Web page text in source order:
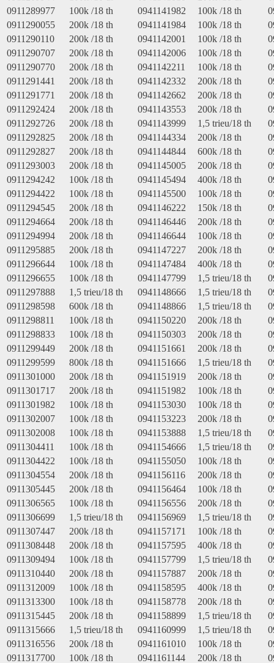
0911289977
100k /18 th 0941141982 100k /18 th
0911290055
200k /18 th 0941141984 100k /18 th
0911290110
200k /18 th 0941142001 100k /18 th
0911290707
200k /18 th 0941142006 100k /18 th
0911290770
200k /18 th 0941142211 100k /18 th
0911291441
200k /18 th 0941142332 200k /18 th
0911291771
200k /18 th 0941142662 200k /18 th
0911292424
200k /18 th 0941143553 200k /18 th
0911292726
200k /18 th 0941143999 1,5 trieu/18 th
0911292825
200k /18 th 0941144334 200k /18 th
0911292827
200k /18 th 0941144844 600k /18 th
0911293003
200k /18 th 0941145005 200k /18 th
0911294242
100k /18 th 0941145494 400k /18 th
0911294422
100k /18 th 0941145500 100k /18 th
0911294545
200k /18 th 0941146222 150k /18 th
0911294664
200k /18 th 0941146446 200k /18 th
0911294994
200k /18 th 0941146644 100k /18 th
0911295885
200k /18 th 0941147227 200k /18 th
0911296644
100k /18 th 0941147484 400k /18 th
0911296655
100k /18 th 0941147799 1,5 trieu/18 th
0911297888
1,5 trieu/18 th 0941148666 1,5 trieu/18 th
0911298598
600k /18 th 0941148866 1,5 trieu/18 th
0911298811
100k /18 th 0941150220 200k /18 th
0911298833
100k /18 th 0941150303 200k /18 th
0911299449
200k /18 th 0941151661 200k /18 th
0911299599
800k /18 th 0941151666 1,5 trieu/18 th
0911301000
200k /18 th 0941151919 200k /18 th
0911301717
200k /18 th 0941151982 100k /18 th
0911301982
100k /18 th 0941153030 100k /18 th
0911302007
100k /18 th 0941153223 200k /18 th
0911302008
100k /18 th 0941153888 1,5 trieu/18 th
0911304411
100k /18 th 0941154666 1,5 trieu/18 th
0911304422
100k /18 th 0941155050 100k /18 th
0911304554
200k /18 th 0941156116 200k /18 th
0911305445
200k /18 th 0941156464 100k /18 th
0911306565
100k /18 th 0941156556 200k /18 th
0911306699
1,5 trieu/18 th 0941156969 1,5 trieu/18 th
0911307447
200k /18 th 0941157171 100k /18 th
0911308448
200k /18 th 0941157595 400k /18 th
0911309494
100k /18 th 0941157799 1,5 trieu/18 th
0911310440
200k /18 th 0941157887 200k /18 th
0911312009
100k /18 th 0941158595 400k /18 th
0911313300
100k /18 th 0941158778 200k /18 th
0911315445
200k /18 th 0941158899 1,5 trieu/18 th
0911315666
1,5 trieu/18 th 0941160999 1,5 trieu/18 th
0911316556
200k /18 th 0941161010 100k /18 th
0911317700
100k /18 th 0941161144 200k /18 th